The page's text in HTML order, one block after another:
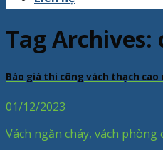
Tag Archives:
Báo giá thi công vách thạch cao
01/12/2023
Vách ngăn cháy, vách phòng